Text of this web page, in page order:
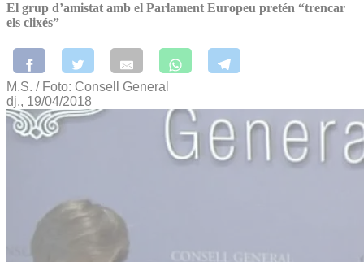
El grup d’amistat amb el Parlament Europeu pretén “trencar
els clixés”
M.S. / Foto: Consell General
dj., 19/04/2018